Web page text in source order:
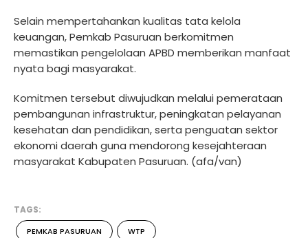
Selain mempertahankan kualitas tata kelola
keuangan, Pemkab Pasuruan berkomitmen
memastikan pengelolaan APBD memberikan manfaat
nyata bagi masyarakat.
Komitmen tersebut diwujudkan melalui pemerataan
pembangunan infrastruktur, peningkatan pelayanan
kesehatan dan pendidikan, serta penguatan sektor
ekonomi daerah guna mendorong kesejahteraan
masyarakat Kabupaten Pasuruan. (afa/van)
TAGS:
PEMKAB PASURUAN WTP